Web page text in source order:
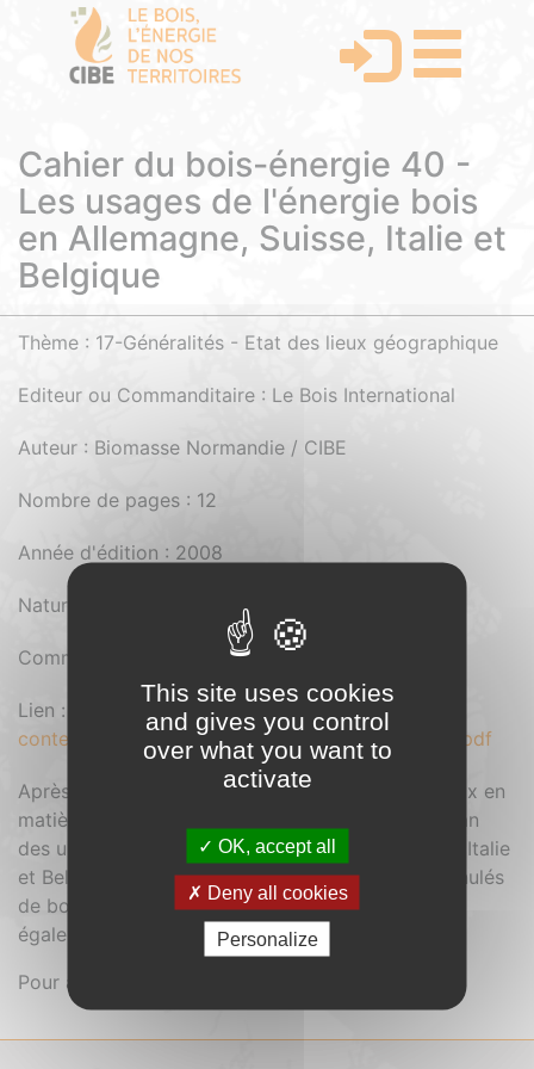
Cahier du bois-énergie 40 -
Les usages de l'énergie bois
en Allemagne, Suisse, Italie et
Belgique
Thème : 17-Généralités - Etat des lieux géographique
Editeur ou Commanditaire : Le Bois International
Auteur : Biomasse Normandie / CIBE
Nombre de pages : 12
Année d'édition : 2008
Nature du document : Magazine
Comment se procurer le document : Gratuit
Lien :
https://cibe.fr/wp-
content/uploads/2025/10/CBE-40-Suisse-dec08.pdf
Après un rappel des objectifs européens ambitieux en
matière de bois-énergie, ce dossier dresse un bilan
des usages de la biomasse en Allemagne, Suisse, Italie
et Belgique. Un état des lieux du marché des granulés
de bois en Europe et en Amérique du Nord est
également présenté à la fin du dossier.
Pour accéder au sommaire,
This site uses cookies
and gives you control
over what you want to
activate
OK, accept all
Deny all cookies
Personalize